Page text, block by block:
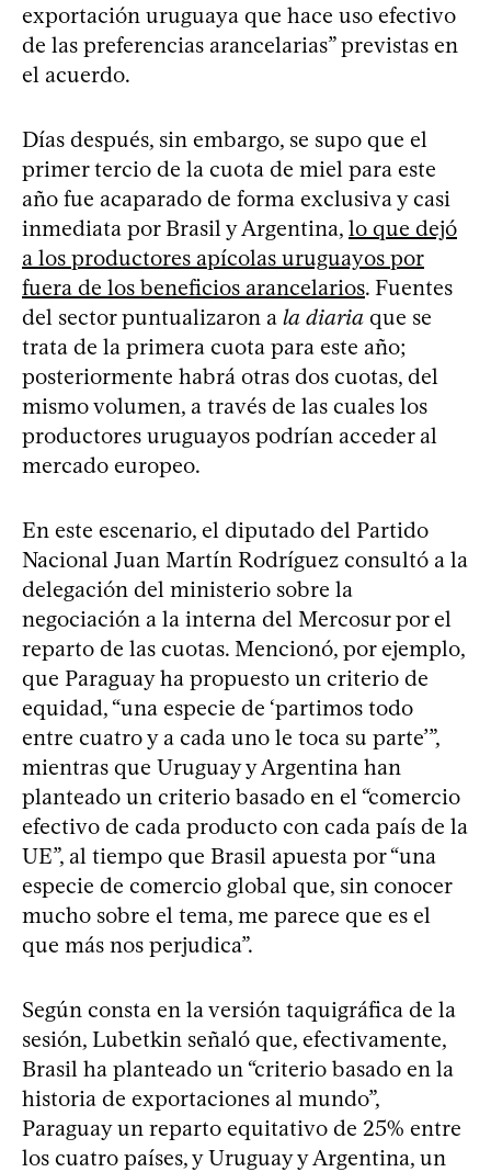
exportación uruguaya que hace uso efectivo
de las preferencias arancelarias” previstas en
el acuerdo.
Días después, sin embargo, se supo que el
primer tercio de la cuota de miel para este
año fue acaparado de forma exclusiva y casi
inmediata por Brasil y Argentina, lo que dejó
a los productores apícolas uruguayos por
fuera de los beneficios arancelarios. Fuentes
del sector puntualizaron a la diaria que se
trata de la primera cuota para este año;
posteriormente habrá otras dos cuotas, del
mismo volumen, a través de las cuales los
productores uruguayos podrían acceder al
mercado europeo.
En este escenario, el diputado del Partido
Nacional Juan Martín Rodríguez consultó a la
delegación del ministerio sobre la
negociación a la interna del Mercosur por el
reparto de las cuotas. Mencionó, por ejemplo,
que Paraguay ha propuesto un criterio de
equidad, “una especie de ‘partimos todo
entre cuatro y a cada uno le toca su parte’”,
mientras que Uruguay y Argentina han
planteado un criterio basado en el “comercio
efectivo de cada producto con cada país de la
UE”, al tiempo que Brasil apuesta por “una
especie de comercio global que, sin conocer
mucho sobre el tema, me parece que es el
que más nos perjudica”.
Según consta en la versión taquigráfica de la
sesión, Lubetkin señaló que, efectivamente,
Brasil ha planteado un “criterio basado en la
historia de exportaciones al mundo”,
Paraguay un reparto equitativo de 25% entre
los cuatro países, y Uruguay y Argentina, un